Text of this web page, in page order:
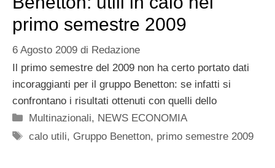
primo semestre 2009
6 Agosto 2009 di Redazione
Il primo semestre del 2009 non ha certo portato dati
incoraggianti per il gruppo Benetton: se infatti si
confrontano i risultati ottenuti con quelli dello
Categorie
Multinazionali, NEWS ECONOMIA
Tag
calo utili, Gruppo Benetton, primo semestre 2009